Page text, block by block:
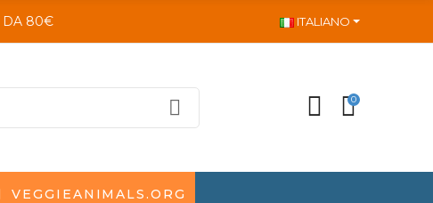
DA 80€ ITALIANO
0
VEGGIEANIMALS.ORG